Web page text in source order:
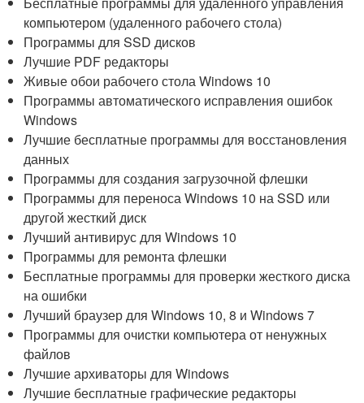
компьютером (удаленного рабочего стола)
Программы для SSD дисков
Лучшие PDF редакторы
Живые обои рабочего стола Windows 10
Программы автоматического исправления ошибок
Windows
Лучшие бесплатные программы для восстановления
данных
Программы для создания загрузочной флешки
Программы для переноса Windows 10 на SSD или
другой жесткий диск
Лучший антивирус для Windows 10
Программы для ремонта флешки
Бесплатные программы для проверки жесткого диска
на ошибки
Лучший браузер для Windows 10, 8 и Windows 7
Программы для очистки компьютера от ненужных
файлов
Лучшие архиваторы для Windows
Лучшие бесплатные графические редакторы